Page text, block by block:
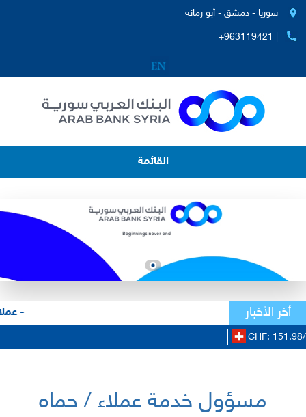
سوريا - دمشق - أبو رمانة
+963119421 |
القائمة
أخر الأخبار -
CHF:
مسؤول خدمة عملاء / حماه